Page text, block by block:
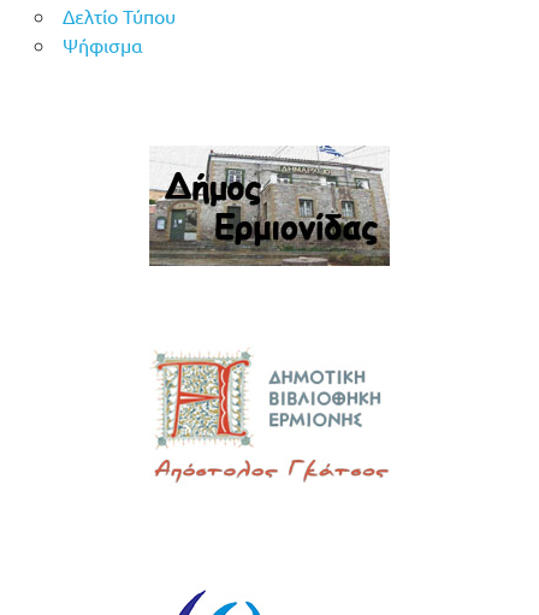
Δελτίο Τύπου
Ψήφισμα